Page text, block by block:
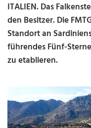
ITALIEN. Das
den Besitzer. Die
Standort an
führendes Fünf-
zu etablieren.